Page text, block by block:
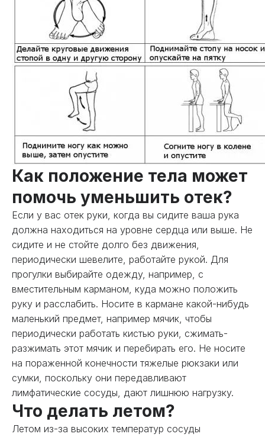
Как положение тела может
помочь уменьшить отек?
Если у вас отек руки, когда вы сидите ваша рука
должна находиться на уровне сердца или выше. Не
сидите и не стойте долго без движения,
периодически шевелите, работайте рукой. Для
прогулки выбирайте одежду, например, с
вместительным карманом, куда можно положить
руку и расслабить. Носите в кармане какой-нибудь
маленький предмет, например мячик, чтобы
периодически работать кистью руки, сжимать-
разжимать этот мячик и перебирать его. Не носите
на пораженной конечности тяжелые рюкзаки или
сумки, поскольку они передавливают
лимфатические сосуды, дают лишнюю нагрузку.
Что делать летом?
Летом из-за высоких температур сосуды